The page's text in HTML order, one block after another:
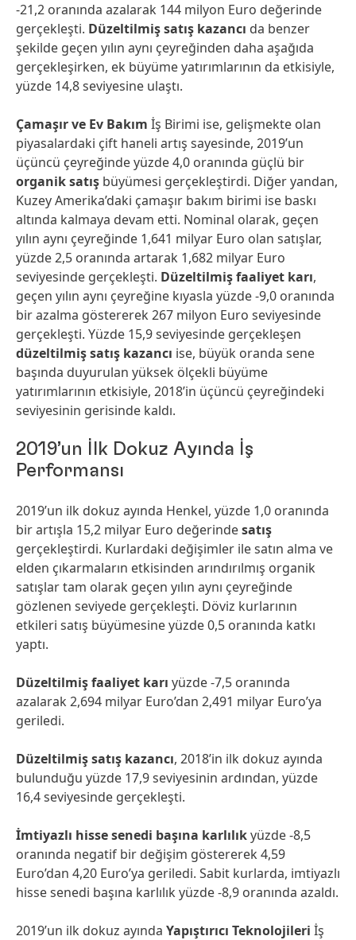
-21,2 oranında azalarak 144 milyon Euro değerinde
gerçekleşti. Düzeltilmiş satış kazancı da benzer
şekilde geçen yılın aynı çeyreğinden daha aşağıda
gerçekleşirken, ek büyüme yatırımlarının da etkisiyle,
yüzde 14,8 seviyesine ulaştı.
Çamaşır ve Ev Bakım İş Birimi ise, gelişmekte olan
piyasalardaki çift haneli artış sayesinde, 2019’un
üçüncü çeyreğinde yüzde 4,0 oranında güçlü bir
organik satış büyümesi gerçekleştirdi. Diğer yandan,
Kuzey Amerika’daki çamaşır bakım birimi ise baskı
altında kalmaya devam etti. Nominal olarak, geçen
yılın aynı çeyreğinde 1,641 milyar Euro olan satışlar,
yüzde 2,5 oranında artarak 1,682 milyar Euro
seviyesinde gerçekleşti. Düzeltilmiş faaliyet karı,
geçen yılın aynı çeyreğine kıyasla yüzde -9,0 oranında
bir azalma göstererek 267 milyon Euro seviyesinde
gerçekleşti. Yüzde 15,9 seviyesinde gerçekleşen
düzeltilmiş satış kazancı ise, büyük oranda sene
başında duyurulan yüksek ölçekli büyüme
yatırımlarının etkisiyle, 2018’in üçüncü çeyreğindeki
seviyesinin gerisinde kaldı.
2019’un İlk Dokuz Ayında İş
Performansı
2019’un ilk dokuz ayında Henkel, yüzde 1,0 oranında
bir artışla 15,2 milyar Euro değerindesatış
gerçekleştirdi. Kurlardaki değişimler ile satın alma ve
elden çıkarmaların etkisinden arındırılmış organik
satışlar tam olarak geçen yılın aynı çeyreğinde
gözlenen seviyede gerçekleşti. Döviz kurlarının
etkileri satış büyümesine yüzde 0,5 oranında katkı
yaptı.
Düzeltilmiş faaliyet karı yüzde -7,5 oranında
azalarak 2,694 milyar Euro’dan 2,491 milyar Euro’ya
geriledi.
Düzeltilmiş satış kazancı, 2018’in ilk dokuz ayında
bulunduğu yüzde 17,9 seviyesinin ardından, yüzde
16,4 seviyesinde gerçekleşti.
İmtiyazlı hisse senedi başına karlılıkyüzde -8,5
oranında negatif bir değişim göstererek 4,59
Euro’dan 4,20 Euro’ya geriledi. Sabit kurlarda, imtiyazlı
hisse senedi başına karlılık yüzde -8,9 oranında azaldı.
2019’un ilk dokuz ayında Yapıştırıcı Teknolojileri İş